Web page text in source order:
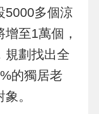
5000多個涼
至1萬個，
規劃找出全
的獨居老
。